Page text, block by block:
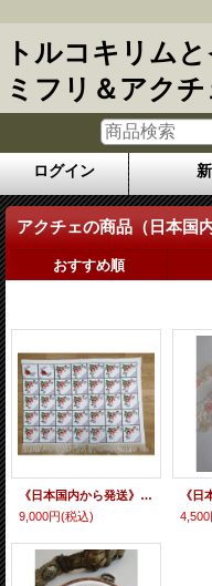
トルコキリム
ミフリ＆アクチ
ログイン
アクチェの商品（日本国
おすすめ順
《日本国内から発送》エタミン刺繍のヴィンテージクロス 176×130cm
9,000円(税込)
4,500